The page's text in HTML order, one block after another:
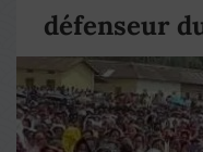
défenseur
pape